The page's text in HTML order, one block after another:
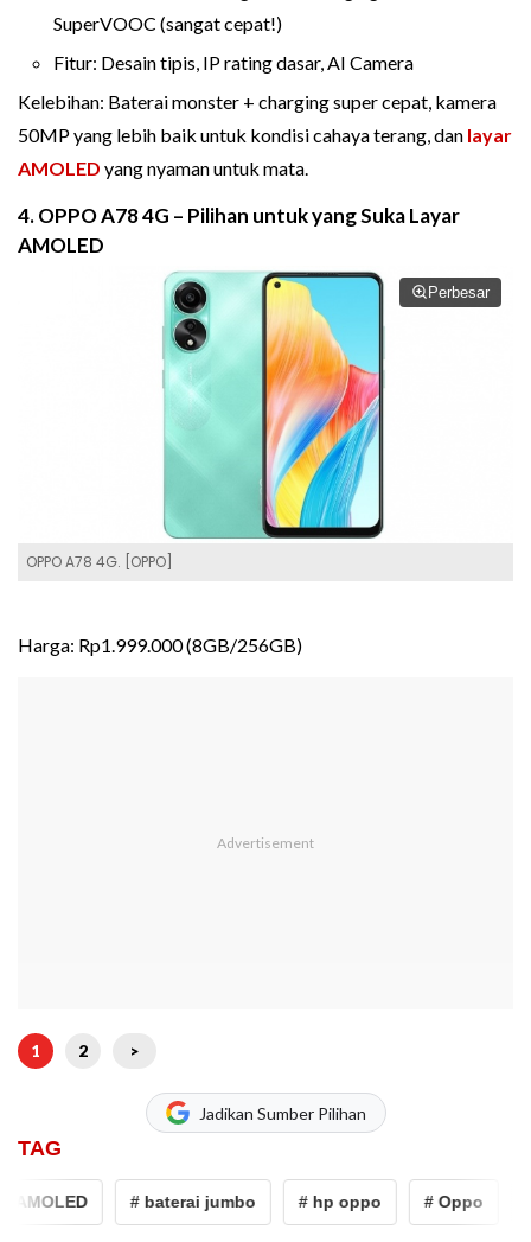
SuperVOOC (sangat cepat!)
Fitur: Desain tipis, IP rating dasar, AI Camera
Kelebihan: Baterai monster + charging super cepat, kamera
50MP yang lebih baik untuk kondisi cahaya terang, dan layar
AMOLED yang nyaman untuk mata.
4. OPPO A78 4G – Pilihan untuk yang Suka Layar
AMOLED
Perbesar
OPPO A78 4G. [OPPO]
Harga: Rp1.999.000 (8GB/256GB)
1 2 >
Jadikan Sumber Pilihan
TAG
# baterai jumbo # hp oppo # Oppo